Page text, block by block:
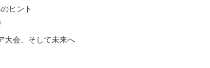
ヒント
大会、そして未来へ